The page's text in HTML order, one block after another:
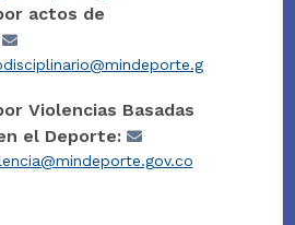
actos de
Violencias Basadas
el Deporte: